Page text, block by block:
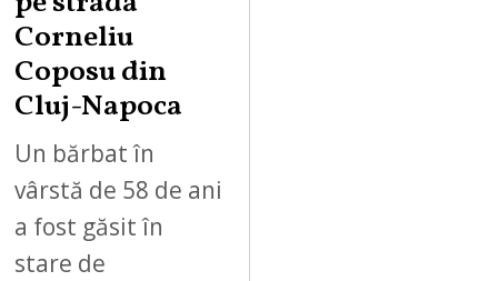
Corneliu
Coposu din
Cluj-Napoca
Un bărbat în
vârstă de 58 de ani
a fost găsit în
stare de